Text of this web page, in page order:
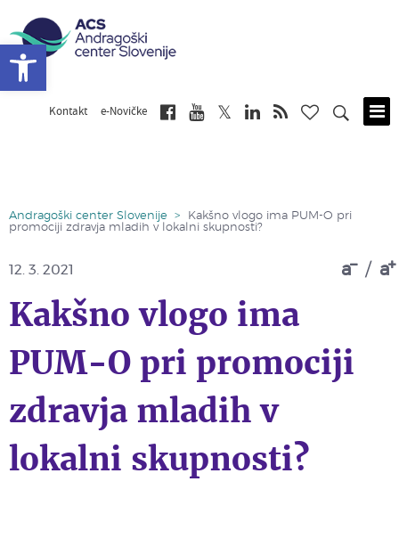
Kontakt e-Novičke
Andragoški center Slovenije >
Kakšno vlogo ima PUM-O pri
promociji zdravja mladih v lokalni skupnosti?
a / a
12. 3. 2021
Kakšno vlogo ima
PUM-O pri promociji
zdravja mladih v
lokalni skupnosti?
Open toolbar